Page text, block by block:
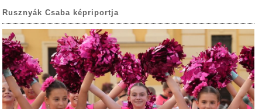
Rusznyák Csaba képriportja